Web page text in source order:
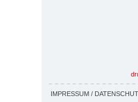
IMPRESSUM /